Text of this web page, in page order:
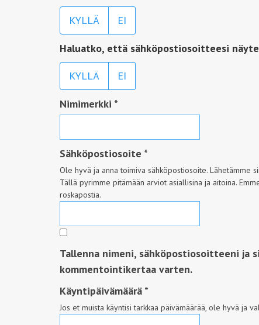
KYLLÄ EI
Haluatko, että sähköpostiosoitteesi
KYLLÄ EI
Nimimerkki *
Sähköpostiosoite *
Ole hyvä ja anna toimiva sähköpostiosoite. Lähetämme
Tällä pyrimme pitämään arviot asiallisina ja aitoina.
roskapostia.
Tallenna nimeni, sähköpostiosoitteeni ja
kommentointikertaa varten.
Käyntipäivämäärä *
Jos et muista käyntisi tarkkaa päivämäärää, ole hyvä ja